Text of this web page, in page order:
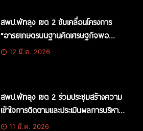
สพป.พัทลุง เขต 2 ขับเคลื่อนโครงการ
“อารยเกษตรบนฐานคิดเศรษฐกิจพอ
เพียง” สร้างการเรียนรู้จากวิถีชีวิตจริงสู่
12 มี.ค. 2026
สพป.พัทลุง เขต 2 ร่วมประชุมสร้างความ
เข้าใจการติดตามและประเมินผลการบริหาร
งาน ประจำปีงบประมาณ พ.ศ. 2569
11 มี.ค. 2026